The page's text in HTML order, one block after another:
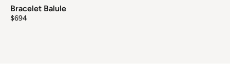
Bracelet Balule
$694